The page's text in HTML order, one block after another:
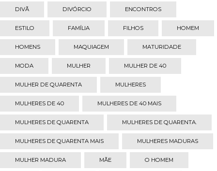
DIVÃ DIVÓRCIO ENCONTROS
ESTILO FAMÍLIA FILHOS HOMEM
HOMENS MAQUIAGEM MATURIDADE
MODA MULHER MULHER DE 40
MULHER DE QUARENTA MULHERES
MULHERES DE 40 MULHERES DE 40 MAIS
MULHERES DE QUARENTA MULHERES DE QUARENTA.
MULHERES DE QUARENTA MAIS MULHERES MADURAS
MULHER MADURA MÃE O HOMEM